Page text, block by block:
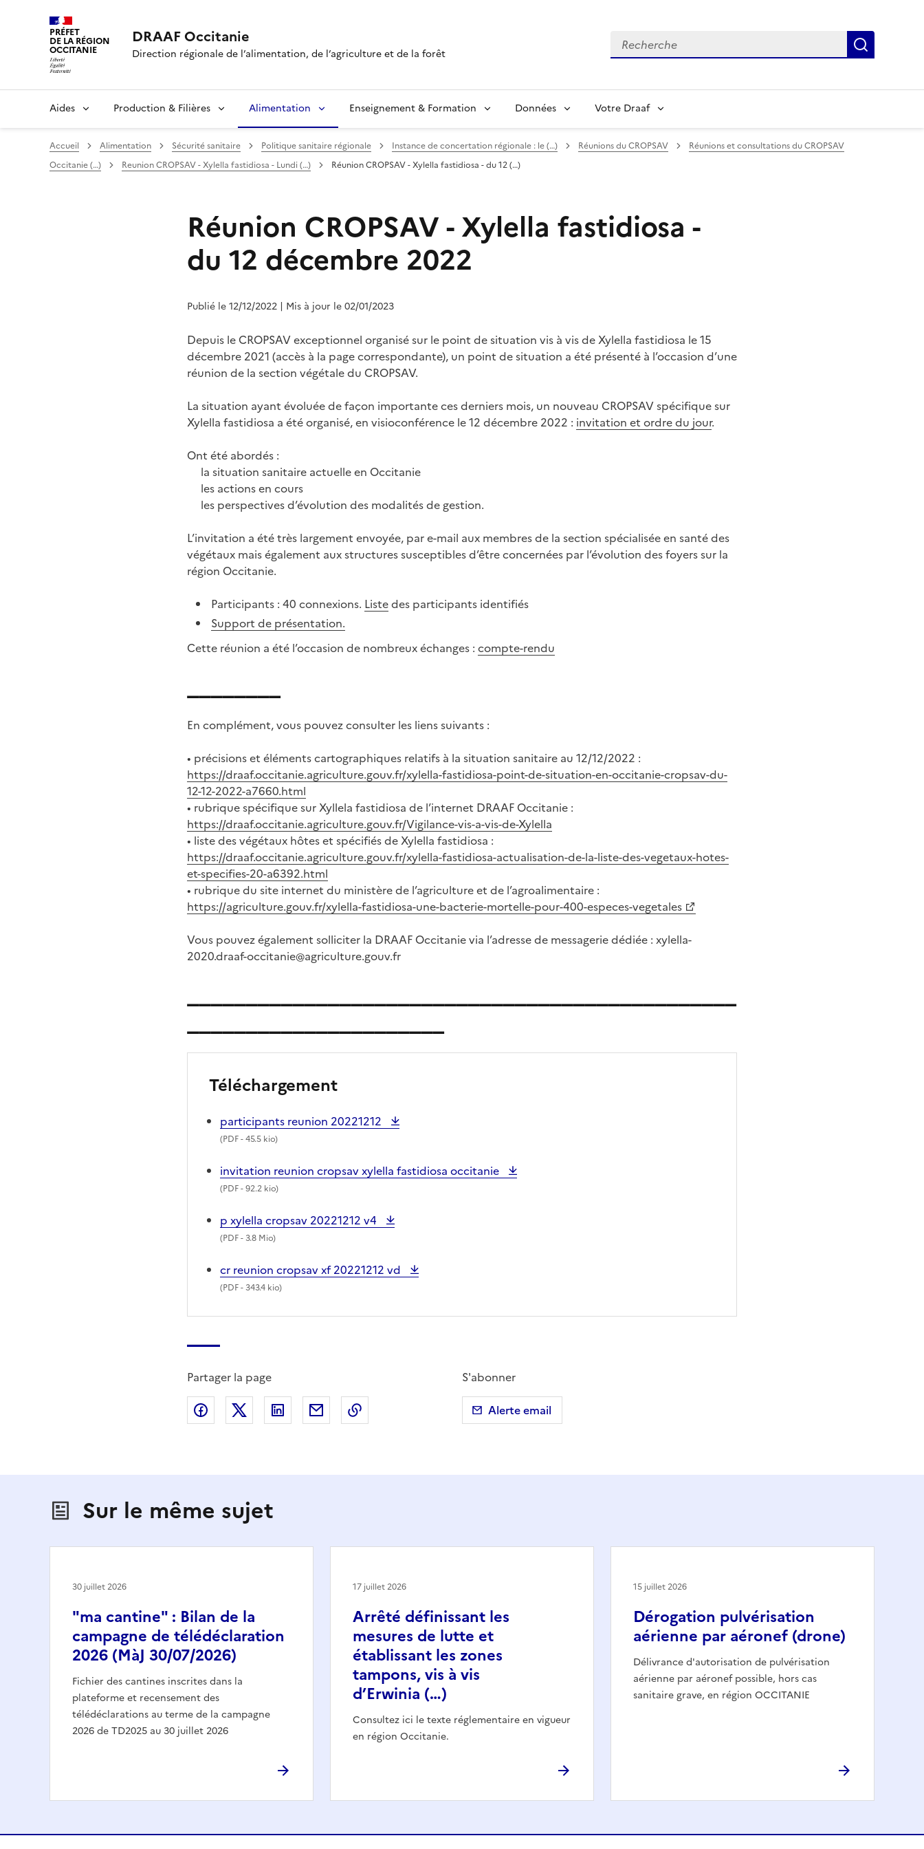
PRÉFET
DE LA RÉGION
OCCITANIE
DRAAF Occitanie
Direction régionale de l’alimentation, de l’agriculture et de la forêt
Recherche
Aides Production & Filières Alimentation Enseignement & Formation Données Votre Draaf
Accueil Alimentation Sécurité sanitaire Politique sanitaire régionale Instance de concertation régionale : le (…) Réunions du CROPSAV
Réunions et consultations du CROPSAV
Occitanie (…)
Reunion CROPSAV - Xylella fastidiosa - Lundi (…) Réunion CROPSAV - Xylella fastidiosa - du 12 (…)
Réunion CROPSAV - Xylella fastidiosa -
du 12 décembre 2022
Publié le 12/12/2022 | Mis à jour le 02/01/2023
Depuis le CROPSAV exceptionnel organisé sur le point de situation vis à vis de Xylella fastidiosa le 15
décembre 2021 (accès à la page correspondante), un point de situation a été présenté à l’occasion d’une
réunion de la section végétale du CROPSAV.
La situation ayant évoluée de façon importante ces derniers mois, un nouveau CROPSAV spécifique sur
Xylella fastidiosa a été organisé, en visioconférence le 12 décembre 2022 : invitation et ordre du jour.
Ont été abordés :
la situation sanitaire actuelle en Occitanie
les actions en cours
les perspectives d’évolution des modalités de gestion.
L’invitation a été très largement envoyée, par e-mail aux membres de la section spécialisée en santé des
végétaux mais également aux structures susceptibles d’être concernées par l’évolution des foyers sur la
région Occitanie.
Participants : 40 connexions. Listedes participants identifiés
Support de présentation.
Cette réunion a été l’occasion de nombreux échanges : compte-rendu
En complément, vous pouvez consulter les liens suivants :
• précisions et éléments cartographiques relatifs à la situation sanitaire au 12/12/2022 :
https://draaf.occitanie.agriculture.gouv.fr/xylella-fastidiosa-point-de-situation-en-occitanie-cropsav-du-
12-12-2022-a7660.html
• rubrique spécifique sur Xyllela fastidiosa de l’internet DRAAF Occitanie :
https://draaf.occitanie.agriculture.gouv.fr/Vigilance-vis-a-vis-de-Xylella
• liste des végétaux hôtes et spécifiés de Xylella fastidiosa :
https://draaf.occitanie.agriculture.gouv.fr/xylella-fastidiosa-actualisation-de-la-liste-des-vegetaux-hotes-
et-specifies-20-a6392.html
• rubrique du site internet du ministère de l’agriculture et de l’agroalimentaire :
https://agriculture.gouv.fr/xylella-fastidiosa-une-bacterie-mortelle-pour-400-especes-vegetales
Vous pouvez également solliciter la DRAAF Occitanie via l’adresse de messagerie dédiée : xylella-
2020.draaf-occitanie@agriculture.gouv.fr
Téléchargement
participants reunion 20221212
(PDF- 45.5 kio)
invitation reunion cropsav xylella fastidiosa occitanie
(PDF- 92.2 kio)
p xylella cropsav 20221212 v4
(PDF- 3.8 Mio)
cr reunion cropsav xf 20221212 vd
(PDF- 343.4 kio)
Partager la page
Partager sur Facebook
Partager sur X (anciennement Twitter)
Partager sur LinkedIn
Partager par emailCopier dans le presse-papier
S'abonner
Alerte email
Sur le même sujet
"ma cantine" : Bilan de la
campagne de télédéclaration
2026 (MàJ 30/07/2026)
Fichier des cantines inscrites dans la
plateforme et recensement des
télédéclarations au terme de la campagne
2026 de TD2025 au 30 juillet 2026
30 juillet 2026
Arrêté définissant les
mesures de lutte et
établissant les zones
tampons, vis à vis
d’Erwinia (…)
Consultez ici le texte réglementaire en vigueur
en région Occitanie.
17 juillet 2026
Dérogation pulvérisation
aérienne par aéronef (drone)
Délivrance d'autorisation de pulvérisation
aérienne par aéronef possible, hors cas
sanitaire grave, en région OCCITANIE
15 juillet 2026